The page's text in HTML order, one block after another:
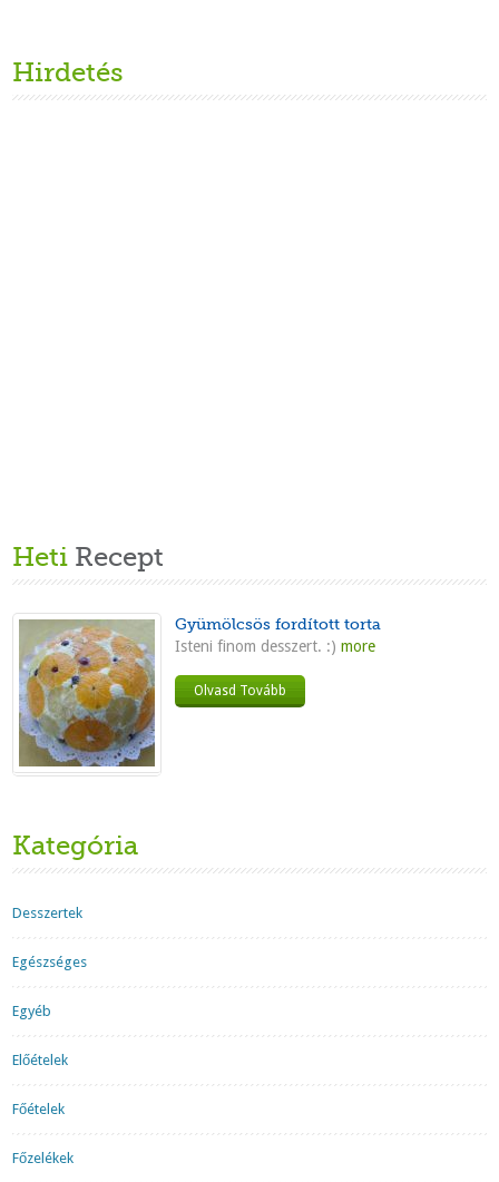
Hirdetés
Heti Recept
Gyümölcsös fordított torta
Isteni finom desszert. :) more
Olvasd Tovább
Kategória
Desszertek
Egészséges
Egyéb
Előételek
Főételek
Főzelékek